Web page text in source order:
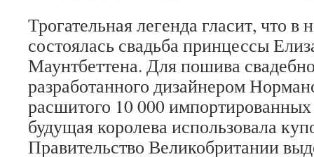
Трогательная легенда гласит, что в
состоялась свадьба принцессы
Маунтбеттена. Для пошива
разработанного дизайнером
расшитого 10 000
будущая королева использовала
Правительство Великобритании